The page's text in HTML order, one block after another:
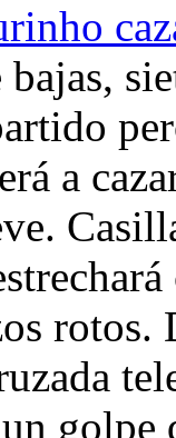
bajas,
a
golpe